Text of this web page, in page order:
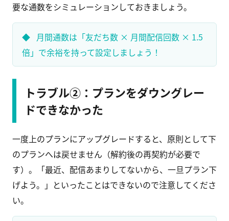
要な通数をシミュレーションしておきましょう。
月間通数は「友だち数 × 月間配信回数 × 1.5
倍」で余裕を持って設定しましょう！
トラブル②：プランをダウングレー
ドできなかった
一度上のプランにアップグレードすると、原則として下
のプランへは戻せません（解約後の再契約が必要で
す）。「最近、配信あまりしてないから、一旦プラン下
げよう。」といったことはできないので注意してくださ
い。